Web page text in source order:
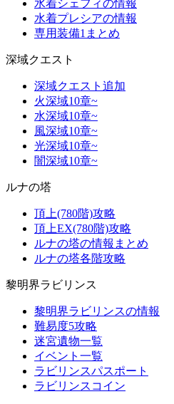
水着シェフィの情報
水着プレシアの情報
専用装備1まとめ
深域クエスト
深域クエスト追加
火深域10章~
水深域10章~
風深域10章~
光深域10章~
闇深域10章~
ルナの塔
頂上(780階)攻略
頂上EX(780階)攻略
ルナの塔の情報まとめ
ルナの塔各階攻略
黎明界ラビリンス
黎明界ラビリンスの情報
難易度5攻略
迷宮遺物一覧
イベント一覧
ラビリンスパスポート
ラビリンスコイン